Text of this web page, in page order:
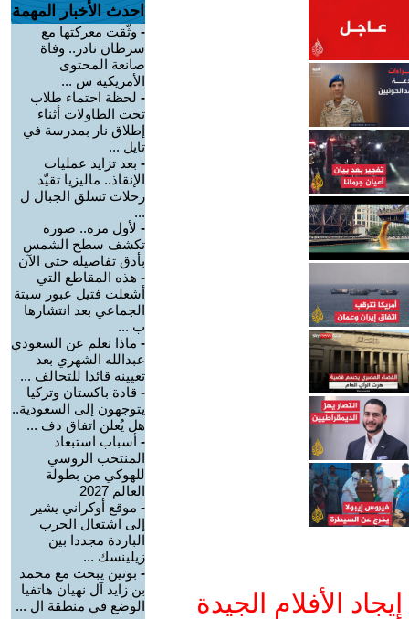
الأفلام الجيدة
احدث الأخبار المهمة
- وثّقت معركتها مع
سرطان نادر.. وفاة
صانعة المحتوى
الأمريكية س ...
- لحظة احتماء طلاب
تحت الطاولات أثناء
إطلاق نار بمدرسة في
تايل ...
- بعد تزايد عمليات
الإنقاذ.. ماليزيا تقيّد
رحلات تسلق الجبال ل
...
- لأول مرة.. صورة
تكشف سطح الشمس
بأدق تفاصيله حتى الآن
- هذه المقاطع التي
أشعلت فتيل عبور سبتة
الجماعي بعد انتشارها
ب ...
- ماذا نعلم عن السعودي
عبدالله الشهري بعد
تعيينه قائدا للتحالف ...
- قادة باكستان وتركيا
يتوجهون إلى السعودية..
هل يُعلن اتفاق دف ...
- أسباب استبعاد
المنتخب الروسي
للهوكي من بطولة
العالم 2027
- موقع أوكراني يشير
إلى اشتعال الحرب
الباردة مجددا بين
زيلينسك ...
- بوتين يبحث مع محمد
بن زايد آل نهيان هاتفيا
الوضع في منطقة ال ...